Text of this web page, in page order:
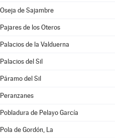
Oseja de Sajambre
Pajares de los Oteros
Palacios de la Valduerna
Palacios del Sil
Páramo del Sil
Peranzanes
Pobladura de Pelayo García
Pola de Gordón, La